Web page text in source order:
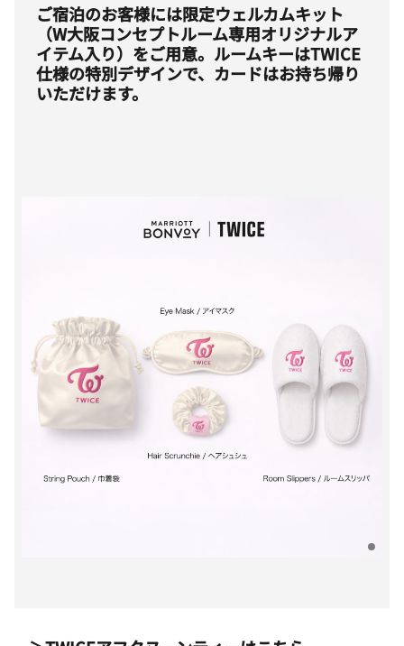
ご宿泊のお客様には限定ウェルカムキット
（W大阪コンセプトルーム専用オリジナルア
イテム入り）をご用意。ルームキーはTWICE
仕様の特別デザインで、カードはお持ち帰り
いただけます。